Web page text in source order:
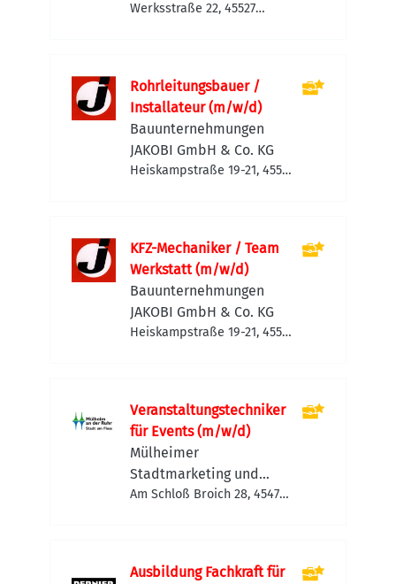
Werksstraße 22, 45527
Rohrleitungsbauer /
Installateur (m/w/d)
Bauunternehmungen
JAKOBI GmbH & Co. KG
Heiskampstraße 19-21, 45527
KFZ-Mechaniker / Team
Werkstatt (m/w/d)
Bauunternehmungen
JAKOBI GmbH & Co. KG
Heiskampstraße 19-21, 45527
Veranstaltungstechniker
für Events (m/w/d)
Mülheimer
Stadtmarketing und
Tourismus GmbH (MST)
Am Schloß Broich 28, 45479
Ausbildung Fachkraft für